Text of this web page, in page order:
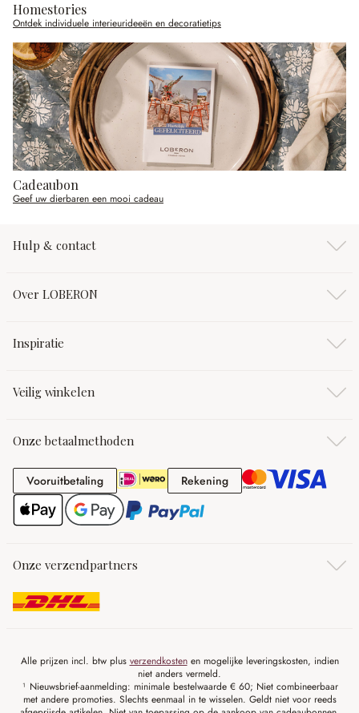
Homestories
Ontdek individuele interieurideeën en decoratietips
Cadeaubon
Geef uw dierbaren een mooi cadeau
Hulp & contact
Over LOBERON
Inspiratie
Veilig winkelen
Onze betaalmethoden
VooruitbetalingVooruitbetaling RekeningRekening
Onze verzendpartners
Alle prijzen incl. btw plus verzendkostenen mogelijke leveringskosten, indien
niet anders vermeld.
¹ Nieuwsbrief-aanmelding: minimale bestelwaarde € 60; Niet combineerbaar
met andere promoties. Slechts eenmaal in te wisselen. Geldt niet voor reeds